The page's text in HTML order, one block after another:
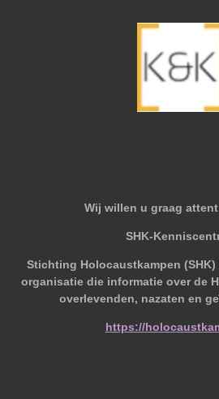
Wij willen u graag
SHK-
Stichting Holocaustkampen
organisatie die informatie over de
overlevenden, nazaten en
https://